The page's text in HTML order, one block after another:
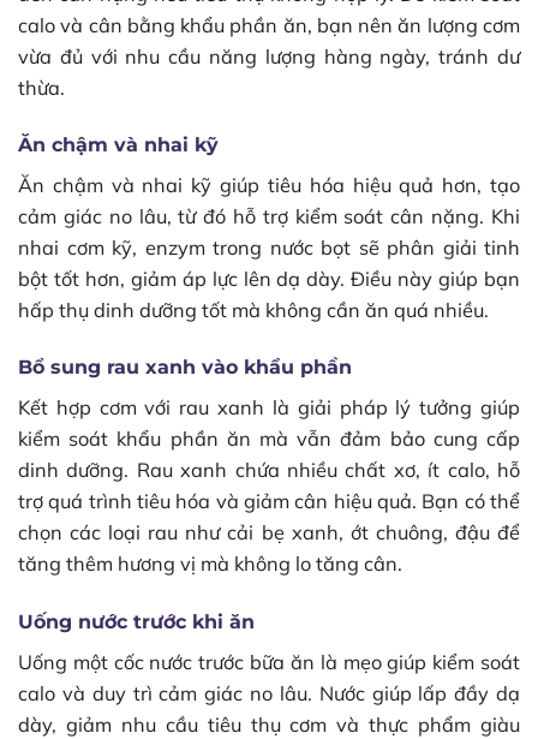
calo và cân bằng khẩu phần ăn, bạn nên ăn lượng cơm
vừa đủ với nhu cầu năng lượng hàng ngày, tránh dư
thừa.
Ăn chậm và nhai kỹ
Ăn chậm và nhai kỹ giúp tiêu hóa hiệu quả hơn, tạo
cảm giác no lâu, từ đó hỗ trợ kiểm soát cân nặng. Khi
nhai cơm kỹ, enzym trong nước bọt sẽ phân giải tinh
bột tốt hơn, giảm áp lực lên dạ dày. Điều này giúp bạn
hấp thụ dinh dưỡng tốt mà không cần ăn quá nhiều.
Bổ sung rau xanh vào khẩu phần
Kết hợp cơm với rau xanh là giải pháp lý tưởng giúp
kiểm soát khẩu phần ăn mà vẫn đảm bảo cung cấp
dinh dưỡng. Rau xanh chứa nhiều chất xơ, ít calo, hỗ
trợ quá trình tiêu hóa và giảm cân hiệu quả. Bạn có thể
chọn các loại rau như cải bẹ xanh, ớt chuông, đậu để
tăng thêm hương vị mà không lo tăng cân.
Uống nước trước khi ăn
Uống một cốc nước trước bữa ăn là mẹo giúp kiểm soát
calo và duy trì cảm giác no lâu. Nước giúp lấp đầy dạ
dày, giảm nhu cầu tiêu thụ cơm và thực phẩm giàu